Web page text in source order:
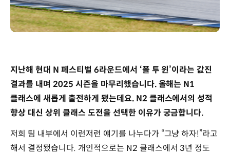
지난해 현대 N 페스티벌 6라운드에서 ‘폴 투 윈’이라는 값진
결과를 내며 2025 시즌을 마무리했습니다. 올해는 N1
클래스에 새롭게 출전하게 됐는데요. N2 클래스에서의 성적
향상 대신 상위 클래스 도전을 선택한 이유가 궁금합니다.
저희 팀 내부에서 이런저런 얘기를 나누다가 “그냥 하자!”라고
해서 결정됐습니다. 개인적으로는 N2 클래스에서 3년 정도